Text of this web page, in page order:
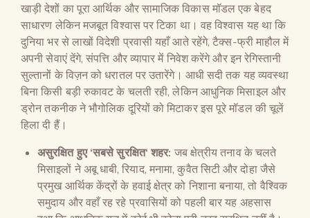
खाड़ी देशों का पूरा आर्थिक और सामाजिक विकास मॉडल एक बेहद
साधारण लेकिन मजबूत विश्वास पर टिका था। वह विश्वास यह था कि
दुनिया भर से लाखों विदेशी प्रवासी यहाँ आते रहेंगे, टैक्स-फ्री माहौल में
अपनी सेवाएं देंगे, संपत्ति और व्यापार में निवेश करेंगे और इन रेगिस्तानी
सुल्तानों के विज़न को धरातल पर उतारेंगे। आधी सदी तक यह व्यवस्था
बिना किसी बड़ी रुकावट के चलती रही, लेकिन आधुनिक मिसाइल और
ड्रोन तकनीक ने भौगोलिक दूरियों को मिटाकर इस पूरे मॉडल की चूलें
हिला दी हैं।
असुरक्षित हुए‘सबसे सुरक्षित‘शहर: जब क्षेत्रीय तनाव के चलते
मिसाइलों ने अबू धाबी, रियाद, मनामा, कुवैत सिटी और दोहा जैसे
प्रमुख आर्थिक केंद्रों के हवाई क्षेत्र को निशाना बनाया, तो वैश्विक
समुदाय और वहाँ रह रहे प्रवासियों को पहली बार यह अहसास